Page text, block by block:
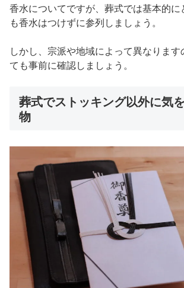
香水についてですが、葬式では基本的に
も香水はつけずに参列しましょう。
しかし、宗派や地域によって異なりま
ても事前に確認しましょう。
葬式でストッキング以外に気
物